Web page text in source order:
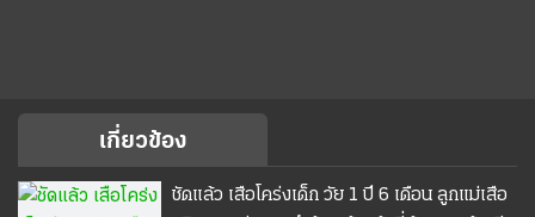
เกี่ยวข้อง
ชัดแล้ว เสือโคร่งเด็ก วัย 1 ปี 6 เดือน ลูกแม่เสือ